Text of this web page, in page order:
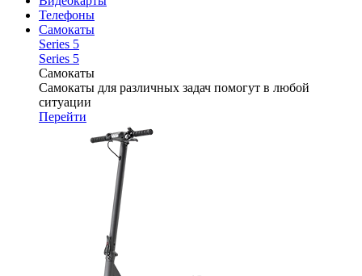
Телефоны
Самокаты
Series 5
Series 5
Самокаты
Самокаты для различных задач помогут в любой
ситуации
Перейти